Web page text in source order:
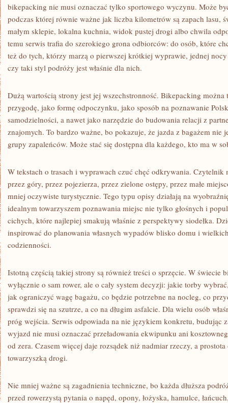
bikepacking nie musi oznaczać tylko sportowego wyczynu. Może
podczas której równie ważne jak liczba kilometrów są zapach lasu,
małym sklepie, lokalna kuchnia, widok pustej drogi albo chwila
temu serwis trafia do szerokiego grona odbiorców: do osób, które
też do tych, którzy marzą o pierwszej krótkiej wyprawie, jednej
czy taki styl podróży jest właśnie dla nich.
Dużą wartością strony jest jej wszechstronność. Bikepacking
przygodę, jako formę odpoczynku, jako sposób na poznawanie
samodzielności, a nawet jako narzędzie do budowania relacji z
znajomych. To bardzo ważne, bo pokazuje, że jazda z bagażem nie
grupy zapaleńców. Może stać się dostępna dla każdego, kto ma w
W tekstach o trasach i wyprawach czuć chęć odkrywania. Czytelnik
przez góry, przez pojezierza, przez zielone ostępy, przez małe
mniej oczywiste turystycznie. Tego typu opisy działają na
idealnym towarzyszem poznawania miejsc nie tylko głośnych i
cichych, które najlepiej smakują właśnie z perspektywy siodełka.
inspirować do planowania własnych wypadów blisko domu i
codzienności.
Istotną częścią takiej strony są również treści o sprzęcie. W świecie
wyłącznie o sam rower, ale o cały system decyzji: jakie torby
jak ograniczyć wagę bagażu, co będzie potrzebne na nocleg, co
sprawdzi się na szutrze, a co na długim asfalcie. Dla wielu osób
próg wejścia. Serwis odpowiada na nie językiem konkretu, budując
wyjazd nie musi oznaczać przeładowania ekwipunku ani
od zera. Czasem więcej daje rozsądek niż nadmiar rzeczy, a
towarzyszką drogi.
Nie mniej ważne są zagadnienia techniczne, bo każda dłuższa
przed rowerzystą pytania o napęd, opony, łożyska, hamulce,